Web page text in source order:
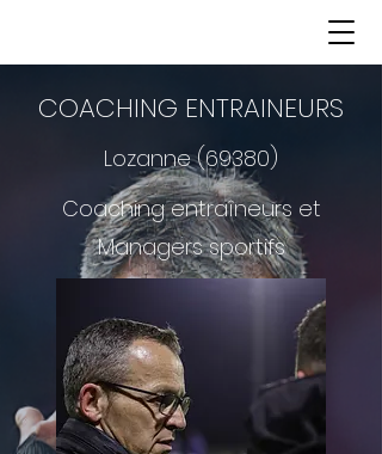
COACHING ENTRAINEURS
Lozanne (69380)
Coaching entraîneurs et
Managers sportifs